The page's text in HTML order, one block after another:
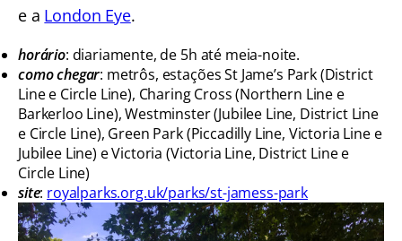
e a London Eye.
horário: diariamente, de 5h até meia-noite.
como chegar: metrôs, estações St Jame’s Park (District
Line e Circle Line), Charing Cross (Northern Line e
Barkerloo Line), Westminster (Jubilee Line, District Line
e Circle Line), Green Park (Piccadilly Line, Victoria Line e
Jubilee Line) e Victoria (Victoria Line, District Line e
Circle Line)
site: royalparks.org.uk/parks/st-jamess-park